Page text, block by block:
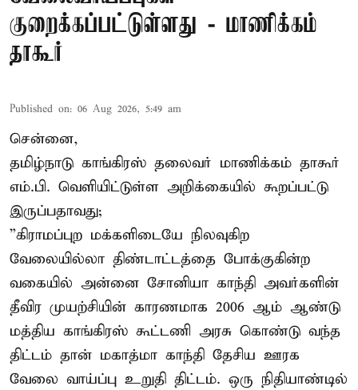
குறைக்கப்பட்டுள்ளது - மாணிக்கம்
தாகூர்
Published on: 06 Aug 2026, 5:49 am
சென்னை,
தமிழ்நாடு காங்கிரஸ் தலைவர் மாணிக்கம் தாகூர்
எம்.பி. வெளியிட்டுள்ள அறிக்கையில் கூறப்பட்டு
இருப்பதாவது;
”கிராமப்புற மக்களிடையே நிலவுகிற
வேலையில்லா திண்டாட்டத்தை போக்குகின்ற
வகையில் அன்னை சோனியா காந்தி அவர்களின்
தீவிர முயற்சியின் காரணமாக 2006 ஆம் ஆண்டு
மத்திய காங்கிரஸ் கூட்டணி அரசு கொண்டு வந்த
திட்டம் தான் மகாத்மா காந்தி தேசிய ஊரக
வேலை வாய்ப்பு உறுதி திட்டம். ஒரு நிதியாண்டில்